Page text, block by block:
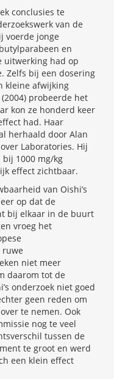
conclusies te
van de
voerde jonge
en
uitwerking had op
Zelfs bij een dosering
kleine afwijking
probeerde het
kon ze honderd keer
had. Haar
herhaald door Alan
Laboratories. Hij
1000 mg/kg
effect zichtbaar.
van Oishi’s
op dat de
bij elkaar in de buurt
vroeg het
ruwe
niet meer
daarom tot de
onderzoek niet goed
geen reden om
te nemen. Ook
nog te veel
tussen de
te groot en werd
een klein effect